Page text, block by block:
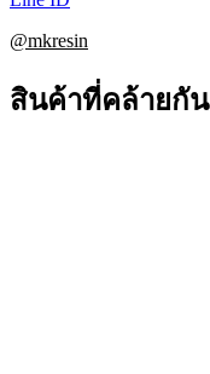
@mkresin
สินค้าที่คล้ายกัน